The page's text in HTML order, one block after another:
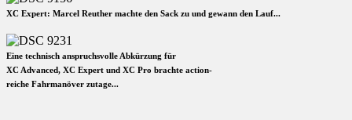
XC Expert: Marcel Reuther machte den Sack zu und gewann den Lauf...
Eine technisch anspruchsvolle Abkürzung für
XC Advanced, XC Expert und XC Pro brachte action-
reiche Fahrmanöver zutage...